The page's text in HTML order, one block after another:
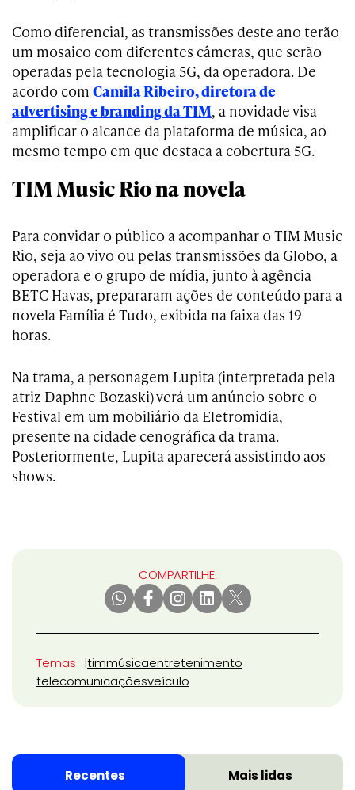
Como diferencial, as transmissões deste ano terão
um mosaico com diferentes câmeras, que serão
operadas pela tecnologia 5G, da operadora. De
acordo com Camila Ribeiro, diretora de
advertising e branding da TIM, a novidade visa
amplificar o alcance da plataforma de música, ao
mesmo tempo em que destaca a cobertura 5G.
TIM Music Rio na novela
Para convidar o público a acompanhar o TIM Music
Rio, seja ao vivo ou pelas transmissões da Globo, a
operadora e o grupo de mídia, junto à agência
BETC Havas, prepararam ações de conteúdo para a
novela Família é Tudo, exibida na faixa das 19
horas.
Na trama, a personagem Lupita (interpretada pela
atriz Daphne Bozaski) verá um anúncio sobre o
Festival em um mobiliário da Eletromidia,
presente na cidade cenográfica da trama.
Posteriormente, Lupita aparecerá assistindo aos
shows.
COMPARTILHE:
Temas timmúsicaentretenimento
telecomunicaçõesveículo
Recentes Mais lidas